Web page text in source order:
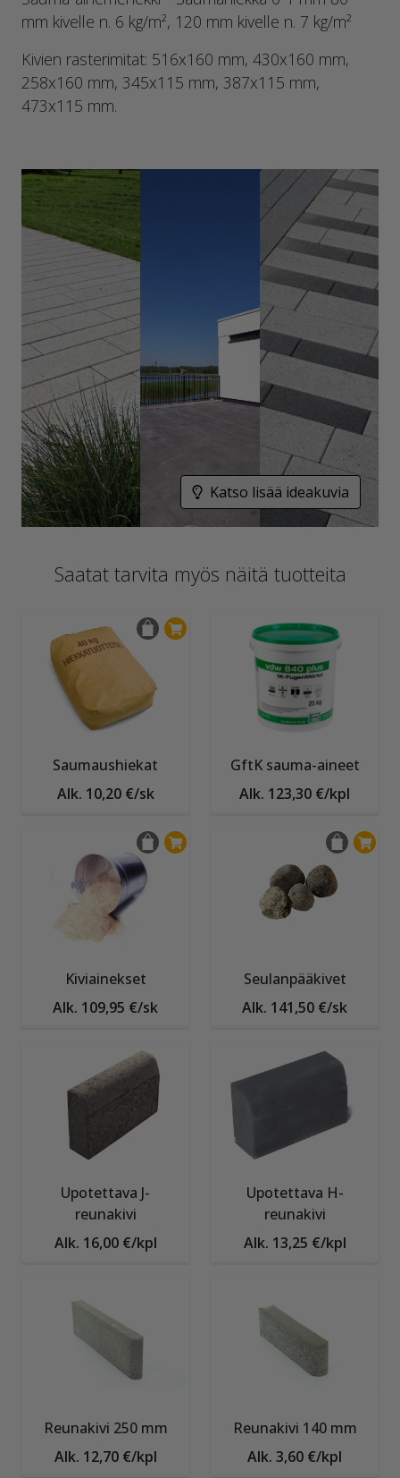
mm kivelle n. 6 kg/m², 120 mm kivelle n. 7 kg/m²
Kivien rasterimitat: 516x160 mm, 430x160 mm,
258x160 mm, 345x115 mm, 387x115 mm,
473x115 mm.
Katso lisää ideakuvia
Saatat tarvita myös näitä tuotteita
Saumaushiekat
Alk. 10,20 €/sk
GftK sauma-aineet
Alk. 123,30 €/kpl
Kiviainekset
Alk. 109,95 €/sk
Seulanpääkivet
Alk. 141,50 €/sk
Upotettava J-
reunakivi
Alk. 16,00 €/kpl
Upotettava H-
reunakivi
Alk. 13,25 €/kpl
Reunakivi 250 mm
Alk. 12,70 €/kpl
Reunakivi 140 mm
Alk. 3,60 €/kpl